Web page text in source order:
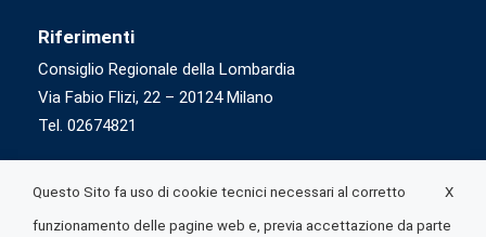
Riferimenti
Consiglio Regionale della Lombardia
Via Fabio Flizi, 22 – 20124 Milano
Tel. 02674821
X
Questo Sito fa uso di cookie tecnici necessari al corretto
funzionamento delle pagine web e, previa accettazione da parte